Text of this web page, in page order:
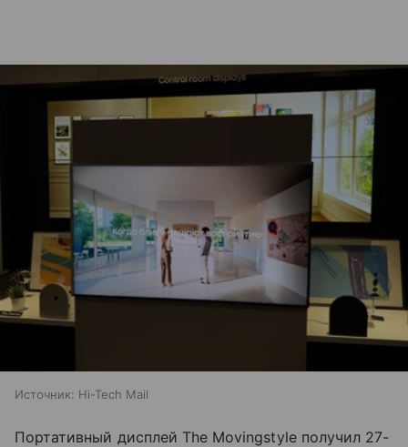
Источник: Hi-Tech Mail
Портативный дисплей The Movingstyle получил 27-